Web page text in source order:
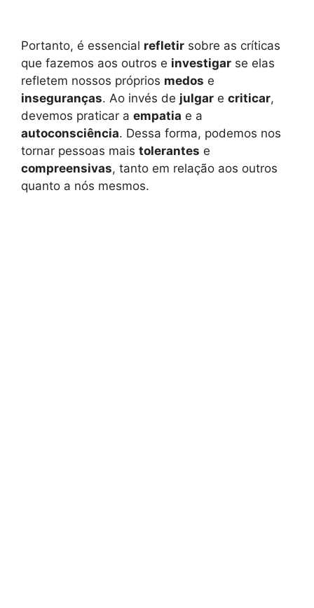
Portanto, é essencial refletir sobre as críticas
que fazemos aos outros e investigar se elas
refletem nossos próprios medos e
inseguranças. Ao invés de julgar e criticar,
devemos praticar a empatia e a
autoconsciência. Dessa forma, podemos nos
tornar pessoas mais tolerantes e
compreensivas, tanto em relação aos outros
quanto a nós mesmos.